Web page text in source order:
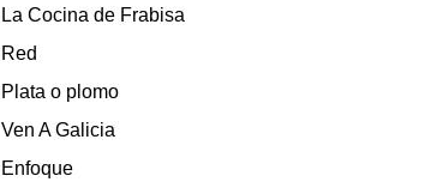
La Cocina de Frabisa
Red
Plata o plomo
Ven A Galicia
Enfoque